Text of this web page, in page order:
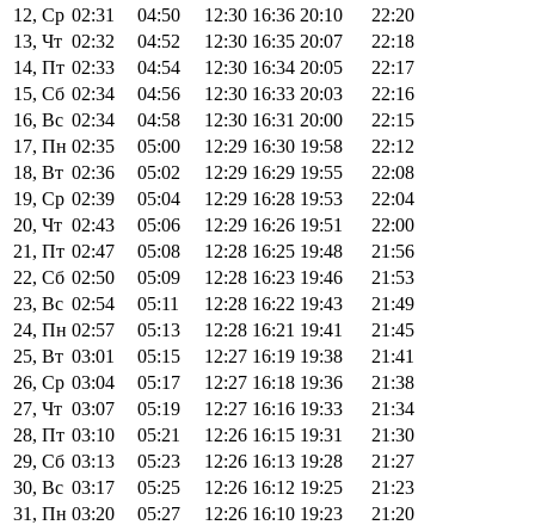
12, Ср 02:31 04:50 12:30 16:36 20:10
22:20
13, Чт 02:32 04:52 12:30 16:35 20:07
22:18
14, Пт 02:33 04:54 12:30 16:34 20:05
22:17
15, Сб 02:34 04:56 12:30 16:33 20:03
22:16
16, Вс 02:34 04:58 12:30 16:31 20:00
22:15
17, Пн 02:35 05:00 12:29 16:30 19:58
22:12
18, Вт 02:36 05:02 12:29 16:29 19:55
22:08
19, Ср 02:39 05:04 12:29 16:28 19:53
22:04
20, Чт 02:43 05:06 12:29 16:26 19:51
22:00
21, Пт 02:47 05:08 12:28 16:25 19:48
21:56
22, Сб 02:50 05:09 12:28 16:23 19:46
21:53
23, Вс 02:54 05:11 12:28 16:22 19:43
21:49
24, Пн 02:57 05:13 12:28 16:21 19:41
21:45
25, Вт 03:01 05:15 12:27 16:19 19:38
21:41
26, Ср 03:04 05:17 12:27 16:18 19:36
21:38
27, Чт 03:07 05:19 12:27 16:16 19:33
21:34
28, Пт 03:10 05:21 12:26 16:15 19:31
21:30
29, Сб 03:13 05:23 12:26 16:13 19:28
21:27
30, Вс 03:17 05:25 12:26 16:12 19:25
21:23
31, Пн 03:20 05:27 12:26 16:10 19:23
21:20